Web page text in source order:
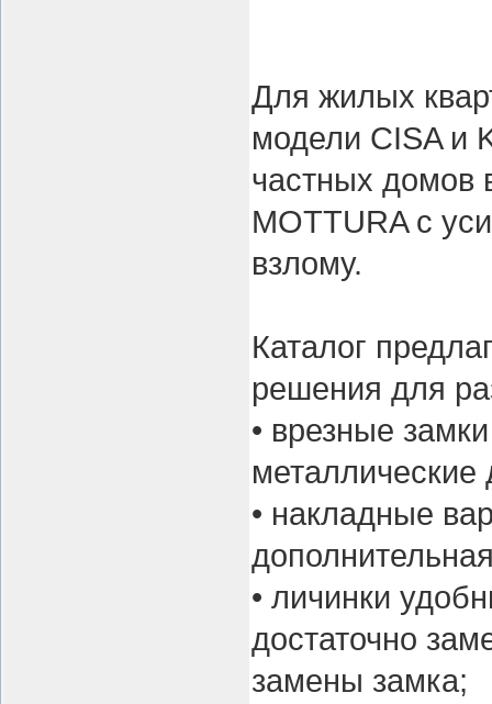
Для жилых
модели CISA и
частных домов
MOTTURA с
взлому.
Каталог
решения для
• врезные
металлические
• накладные
• личинки
достаточно
замены замка;